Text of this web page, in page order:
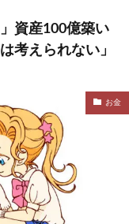
資産100億築い
考えられない」
お金